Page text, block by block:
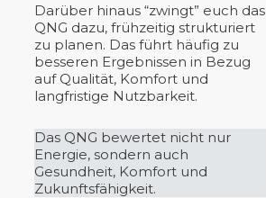
Darüber hinaus “zwingt” euch das
QNG dazu, frühzeitig strukturiert
zu planen. Das führt häufig zu
besseren Ergebnissen in Bezug
auf Qualität, Komfort und
langfristige Nutzbarkeit.
Das QNG bewertet nicht nur
Energie, sondern auch
Gesundheit, Komfort und
Zukunftsfähigkeit.